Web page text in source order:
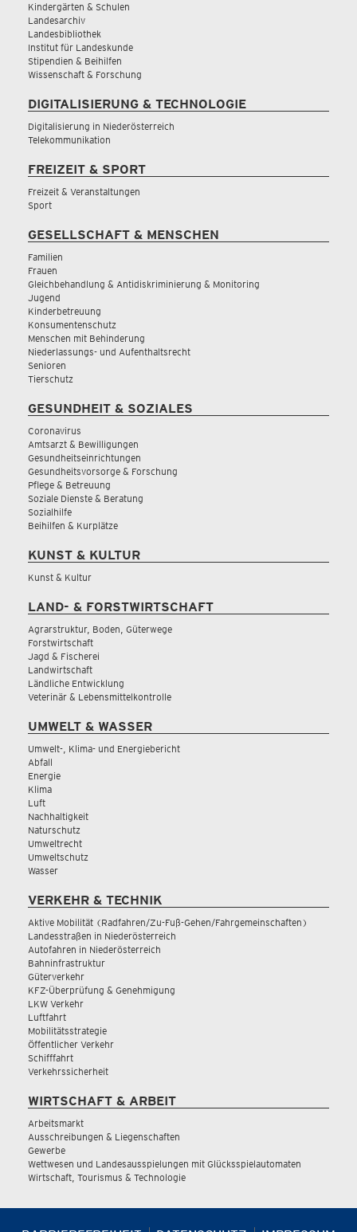
Kindergärten & Schulen
Landesarchiv
Landesbibliothek
Institut für Landeskunde
Stipendien & Beihilfen
Wissenschaft & Forschung
DIGITALISIERUNG & TECHNOLOGIE
Digitalisierung in Niederösterreich
Telekommunikation
FREIZEIT & SPORT
Freizeit & Veranstaltungen
Sport
GESELLSCHAFT & MENSCHEN
Familien
Frauen
Gleichbehandlung & Antidiskriminierung & Monitoring
Jugend
Kinderbetreuung
Konsumentenschutz
Menschen mit Behinderung
Niederlassungs- und Aufenthaltsrecht
Senioren
Tierschutz
GESUNDHEIT & SOZIALES
Coronavirus
Amtsarzt & Bewilligungen
Gesundheitseinrichtungen
Gesundheitsvorsorge & Forschung
Pflege & Betreuung
Soziale Dienste & Beratung
Sozialhilfe
Beihilfen & Kurplätze
KUNST & KULTUR
Kunst & Kultur
LAND- & FORSTWIRTSCHAFT
Agrarstruktur, Boden, Güterwege
Forstwirtschaft
Jagd & Fischerei
Landwirtschaft
Ländliche Entwicklung
Veterinär & Lebensmittelkontrolle
UMWELT & WASSER
Umwelt-, Klima- und Energiebericht
Abfall
Energie
Klima
Luft
Nachhaltigkeit
Naturschutz
Umweltrecht
Umweltschutz
Wasser
VERKEHR & TECHNIK
Aktive Mobilität (Radfahren/Zu-Fuß-Gehen/Fahrgemeinschaften)
Landesstraßen in Niederösterreich
Autofahren in Niederösterreich
Bahninfrastruktur
Güterverkehr
KFZ-Überprüfung & Genehmigung
LKW Verkehr
Luftfahrt
Mobilitätsstrategie
Öffentlicher Verkehr
Schifffahrt
Verkehrssicherheit
WIRTSCHAFT & ARBEIT
Arbeitsmarkt
Ausschreibungen & Liegenschaften
Gewerbe
Wettwesen und Landesausspielungen mit Glücksspielautomaten
Wirtschaft, Tourismus & Technologie